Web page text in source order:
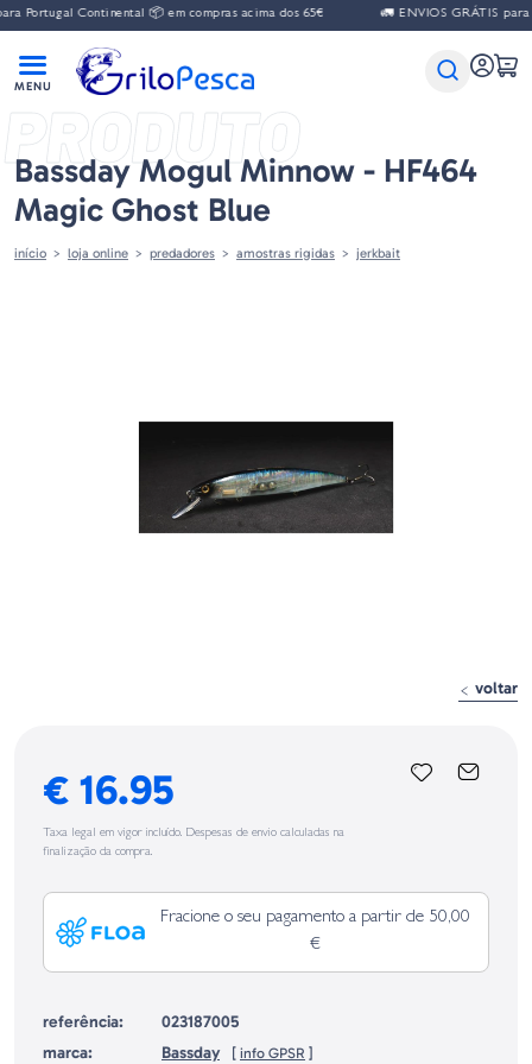
Portugal Continental 📦 em compras acima dos 65€ 🚛 ENVIOS GRÁTIS para
PRODUTO
Bassday Mogul Minnow - HF464
Magic Ghost Blue
início loja online predadores amostras rigidas jerkbait
voltar
€ 16.95
Taxa legal em vigor incluído. Despesas de envio calculadas na
finalização da compra.
Fracione o seu pagamento a partir de 50,00
€
referência:
023187005
marca:
Bassday [ info GPSR ]